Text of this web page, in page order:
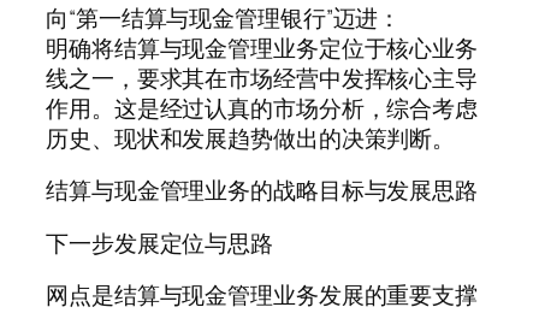
向“第一结算与现金管理银行”迈进：
明确将结算与现金管理业务定位于核心业务
线之一，要求其在市场经营中发挥核心主导
作用。这是经过认真的市场分析，综合考虑
历史、现状和发展趋势做出的决策判断。
结算与现金管理业务的战略目标与发展思路
下一步发展定位与思路
网点是结算与现金管理业务发展的重要支撑